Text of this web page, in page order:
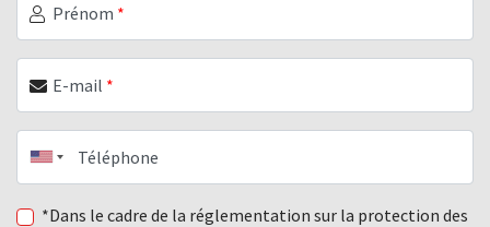
Prénom *
E-mail *
Téléphone
*Dans le cadre de la réglementation sur la protection des